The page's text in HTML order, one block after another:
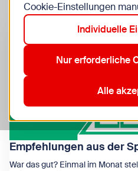
Empfehlungen aus der
War das gut? Einmal im Monat
Cookie-Einstellungen
Individuelle
Nur erforderliche
Alle